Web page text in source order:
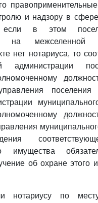
и надзору в
если в этом
на межселенной
нет нотариуса, то
администрации
имущества
об охране этого
нотариусу по